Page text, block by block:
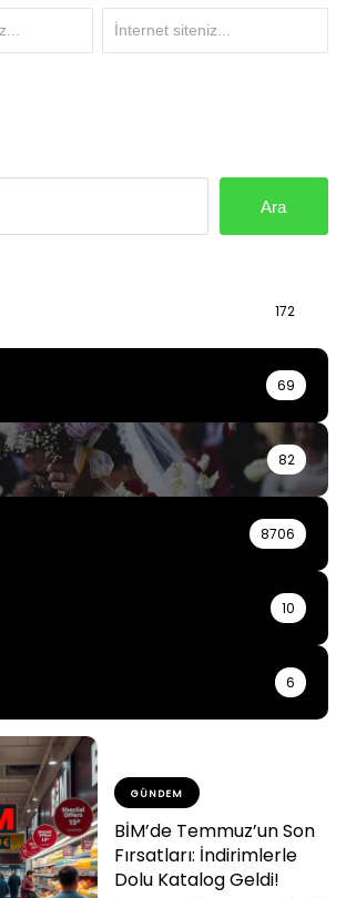
Ara
172
69
82
8706
10
6
GÜNDEM
BİM’de Temmuz’un Son
Fırsatları: İndirimlerle
Dolu Katalog Geldi!